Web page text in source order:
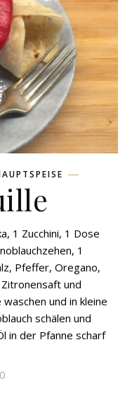
1 Zucchini, 1 Dose
1
Pfeffer, Oregano,
und
und in kleine
schälen und
in der Pfanne scharf